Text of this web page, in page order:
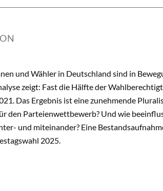
und Wähler in Deutschland sind in
zeigt: Fast die Hälfte der
Das Ergebnis ist eine zunehmende
den Parteienwettbewerb? Und wie
und miteinander? Eine
2025.